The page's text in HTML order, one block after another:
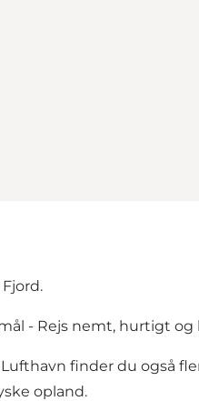
- Rejs nemt, hurtigt og
finder du også
opland.